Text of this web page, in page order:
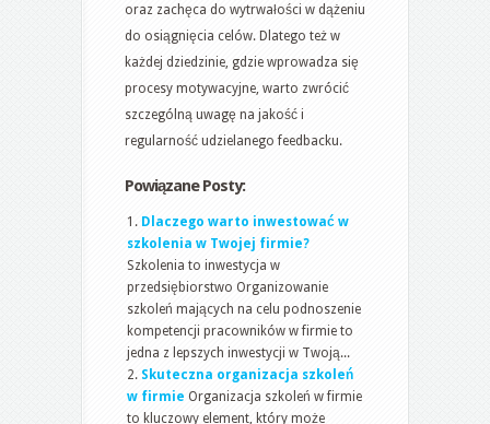
oraz zachęca do wytrwałości w dążeniu
do osiągnięcia celów. Dlatego też w
każdej dziedzinie, gdzie wprowadza się
procesy motywacyjne, warto zwrócić
szczególną uwagę na jakość i
regularność udzielanego feedbacku.
Powiązane Posty:
Dlaczego warto inwestować w
szkolenia w Twojej firmie?
Szkolenia to inwestycja w
przedsiębiorstwo Organizowanie
szkoleń mających na celu podnoszenie
kompetencji pracowników w firmie to
jedna z lepszych inwestycji w Twoją...
Skuteczna organizacja szkoleń
w firmie Organizacja szkoleń w firmie
to kluczowy element, który może